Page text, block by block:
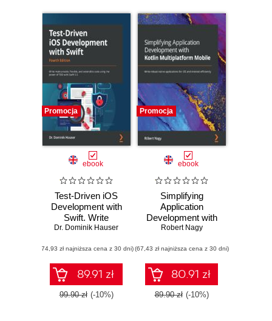
Promocja
ebook
Test-Driven iOS
Development with
Swift. Write
maintainable,
extensible code
using the power of
TDD with Swift 5.5
- Fourth Edition
Dr. Dominik Hauser
(74,93 zł najniższa cena z 30 dni)
89.91 zł
99.90 zł (-10%)
Promocja
ebook
Simplifying
Application
Development with
Kotlin Multiplatform
robust native
applications for
iOS and Android
efficiently
Robert Nagy
(67,43 zł najniższa cena z 30 dni)
80.91 zł
89.90 zł (-10%)